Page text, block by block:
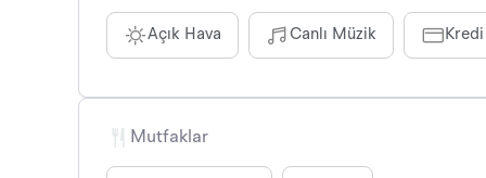
Açık Hava Canlı Müzik
Mutfaklar